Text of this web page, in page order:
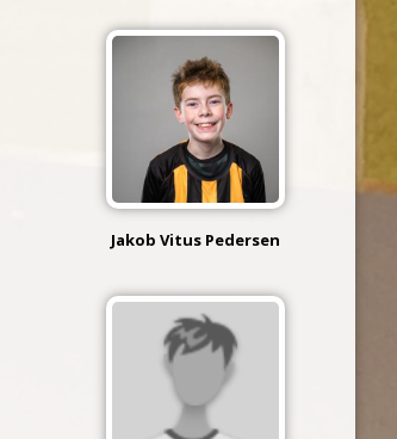
Jakob Vitus Pedersen